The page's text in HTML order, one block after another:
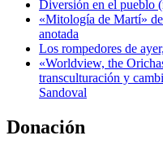
Diversión en el pueblo
«Mitología de Martí»
anotada
Los rompedores de
«Worldview, the
transculturación y
Sandoval
Donación